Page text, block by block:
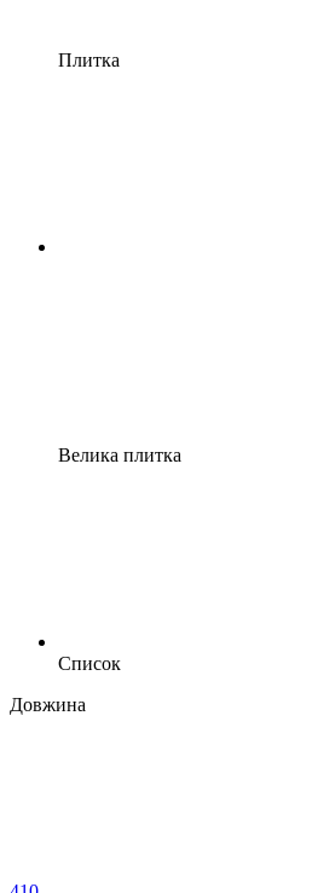
Плитка
Велика плитка
Список
Довжина